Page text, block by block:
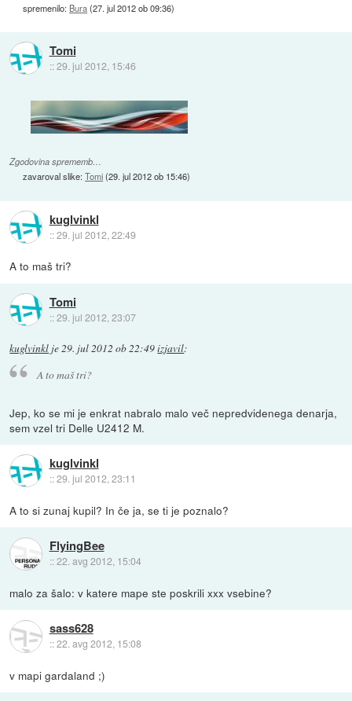
spremenilo: Bura(27. jul 2012 ob 09:36)
Tomi
::29. jul 2012, 15:46
Zgodovina sprememb…
zavaroval slike:Tomi(29. jul 2012 ob 15:46)
kuglvinkl
::29. jul 2012, 22:49
A to maš tri?
Tomi
::29. jul 2012, 23:07
kuglvinkl je29. jul 2012 ob 22:49izjavil:
A to maš tri?
Jep, ko se mi je enkrat nabralo malo več nepredvidenega denarja,
sem vzel tri Delle U2412 M.
kuglvinkl
::29. jul 2012, 23:11
A to si zunaj kupil? In če ja, se ti je poznalo?
FlyingBee
::22. avg 2012, 15:04
malo za šalo: v katere mape ste poskrili xxx vsebine?
sass628
::22. avg 2012, 15:08
v mapi gardaland ;)